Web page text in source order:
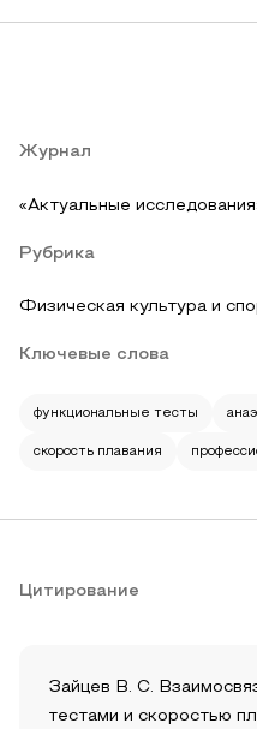
Журнал
«Актуальные
Рубрика
Физическая культура и
Ключевые слова
функциональные тесты
скорость плавания
Цитирование
Зайцев В. С.
тестами и скоростью